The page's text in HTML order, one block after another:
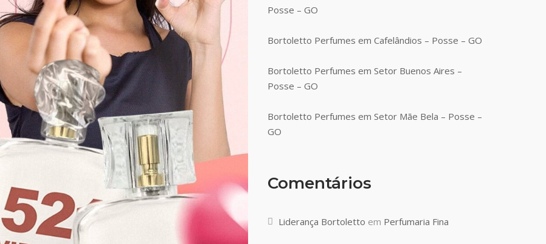
Posse – GO
Bortoletto Perfumes em Cafelândios – Posse – GO
Bortoletto Perfumes em Setor Buenos Aires –
Posse – GO
Bortoletto Perfumes em Setor Mãe Bela – Posse –
GO
Comentários
Liderança Bortoletto em Perfumaria Fina